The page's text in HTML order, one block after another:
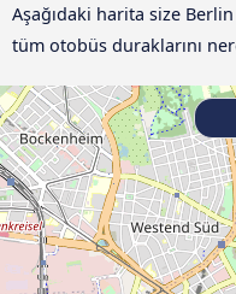
Aşağıdaki harita size
tüm otobüs duraklarını